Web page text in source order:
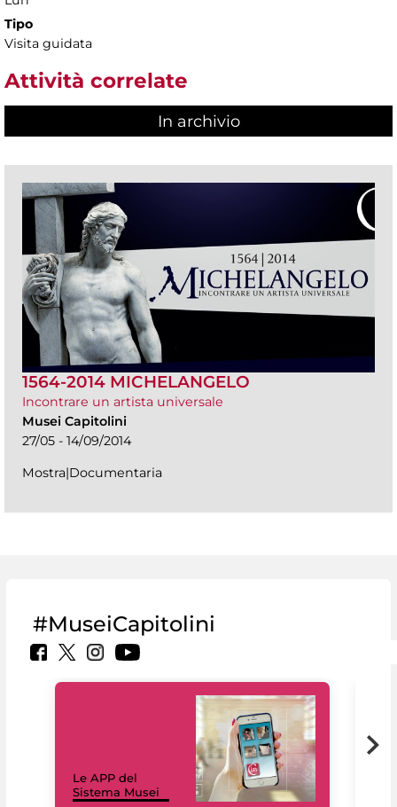
Tipo
Visita guidata
Attività correlate
In archivio
1564-2014 MICHELANGELO
Incontrare un artista universale
Musei Capitolini
27/05 - 14/09/2014
Mostra|Documentaria
#MuseiCapitolini
Le APP del
Sistema Musei